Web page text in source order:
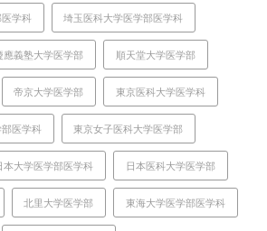
学科 埼玉医科大学医学部医学科
應義塾大学医学部 順天堂大学医学部
帝京大学医学部 東京医科大学医学科
医学科 東京女子医科大学医学部
本大学医学部医学科 日本医科大学医学部
北里大学医学部 東海大学医学部医学科